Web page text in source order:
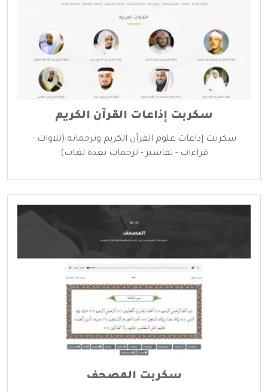
سكربت إذاعات القرآن الكريم
سكربت إذاعات علوم القرآن الكريم وترجماته (تلاوات -
قراءات - تفاسير - ترجمات بعدة لغات)
سكربت المصحف